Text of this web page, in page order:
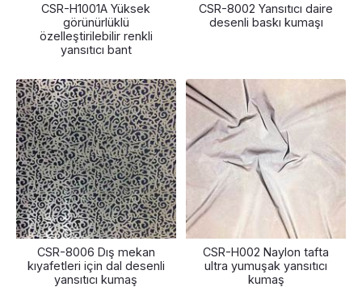
CSR-H1001A Yüksek
görünürlüklü
özelleştirilebilir renkli
yansıtıcı bant
CSR-8002 Yansıtıcı daire
desenli baskı kumaşı
CSR-8006 Dış mekan
kıyafetleri için dal desenli
yansıtıcı kumaş
CSR-H002 Naylon tafta
ultra yumuşak yansıtıcı
kumaş